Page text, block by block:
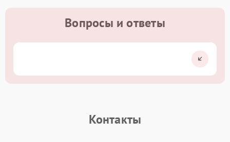
Вопросы и ответы
Контакты